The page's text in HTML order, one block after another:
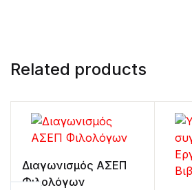
Related products
Διαγωνισμός ΑΣΕΠ
Φιλολόγων